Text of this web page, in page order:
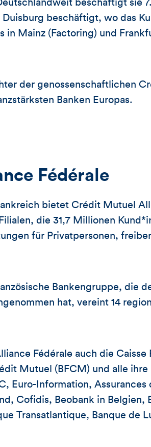
beschäftigt sie
beschäftigt, wo das
in Mainz (Factoring) und
der genossenschaftlichen
Banken Europas.
Fédérale
bietet Crédit Mutuel
die 31,7 Millionen
für Privatpersonen,
Bankengruppe, die
hat, vereint 14
Fédérale auch die Caisse
Mutuel (BFCM) und alle ihre
Euro-Information, Assurances
Cofidis, Beobank in Belgien,
Transatlantique, Banque de